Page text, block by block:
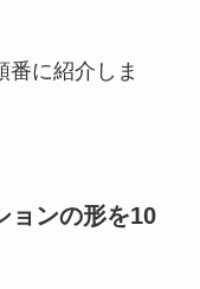
番に紹介しま
ョンの形を10